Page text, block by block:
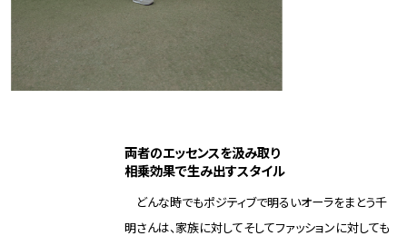
両者のエッセンスを汲み取り
相乗効果で生み出すスタイル
どんな時でもポジティブで明るいオーラをまとう千
明さんは、家族に対してそしてファッションに対しても